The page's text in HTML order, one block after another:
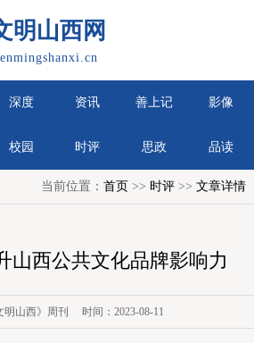
明山西网
深度 资讯 善上记 影像
校园 时评 思政 品读
当前位置：首页 >> 时评 >>文章详情
山西公共文化品牌影响力
明山西》周刊 时间：2023-08-11